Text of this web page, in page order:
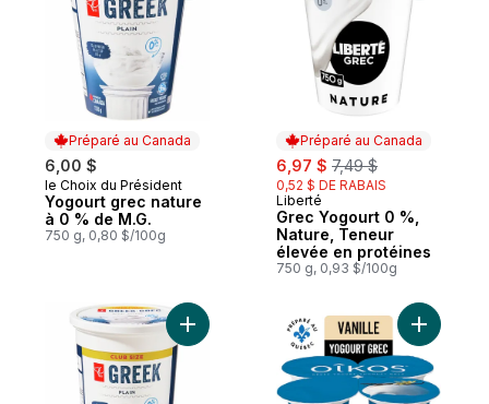
Préparé au Canada
6,00 $
Préparé au Canada
le Choix du Président
Yogourt grec nature
à 0 % de M.G.
750 g, 0,80 $/100g
Préparé au Canada
sale:
6,97 $ , formerly:
7,49 $
0,52 $ DE RABAIS
Préparé au Canada
Liberté
Grec Yogourt 0 %,
Nature, Teneur
élevée en protéines
750 g, 0,93 $/100g
Ajouter Yogourt grec nature, format club
Ajouter